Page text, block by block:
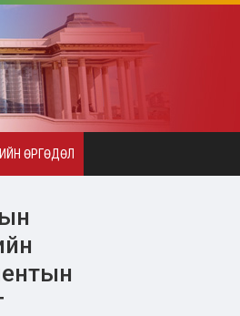
ӨРГӨДӨЛ